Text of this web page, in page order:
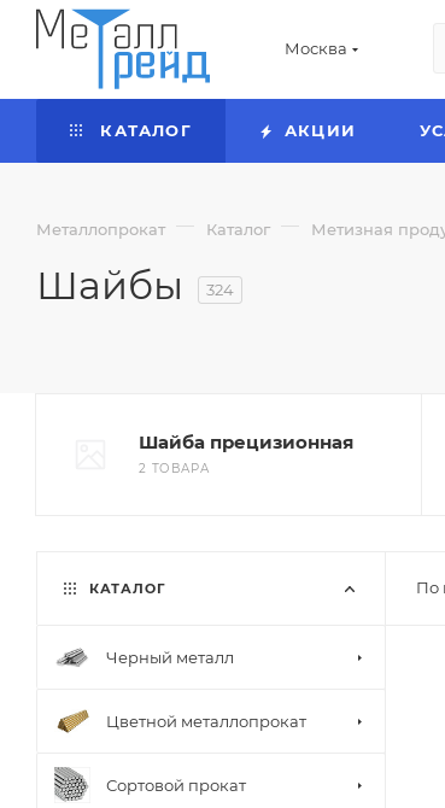
Москва
КАТАЛОГ АКЦИИ
Металлопрокат — Каталог — Метизная
Шайбы 324
Шайба прецизионная
2 ТОВАРА
По
КАТАЛОГ
Черный металл
Цветной металлопрокат
Сортовой прокат